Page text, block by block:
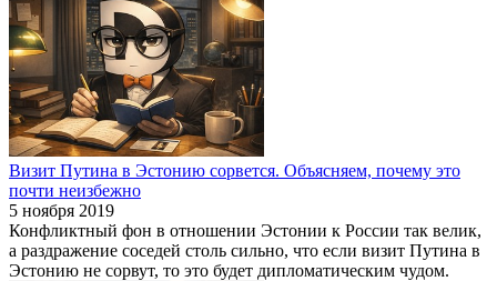
Визит Путина в Эстонию сорвется. Объясняем, почему это
почти неизбежно
5 ноября 2019
Конфликтный фон в отношении Эстонии к России так велик,
а раздражение соседей столь сильно, что если визит Путина в
Эстонию не сорвут, то это будет дипломатическим чудом.